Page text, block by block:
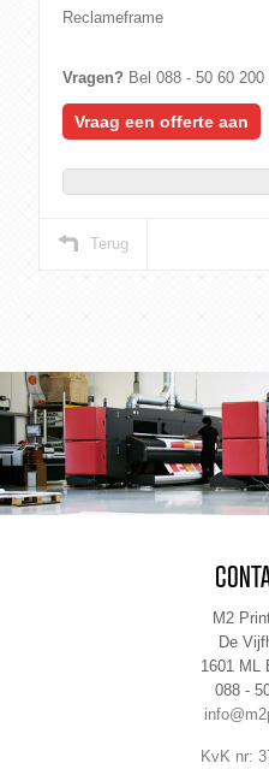
Reclameframe
Vragen? Bel 088 - 50 60 200
Vraag een offerte aan
Terug
M2
De
1601 ML
088 -
KvK nr: